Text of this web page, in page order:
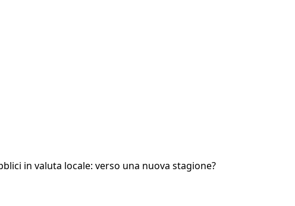
in valuta locale: verso una nuova stagione?